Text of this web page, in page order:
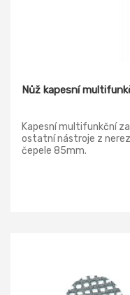
Nůž kapesní
Kapesní multifunkční
ostatní nástroje z
čepele 85mm.